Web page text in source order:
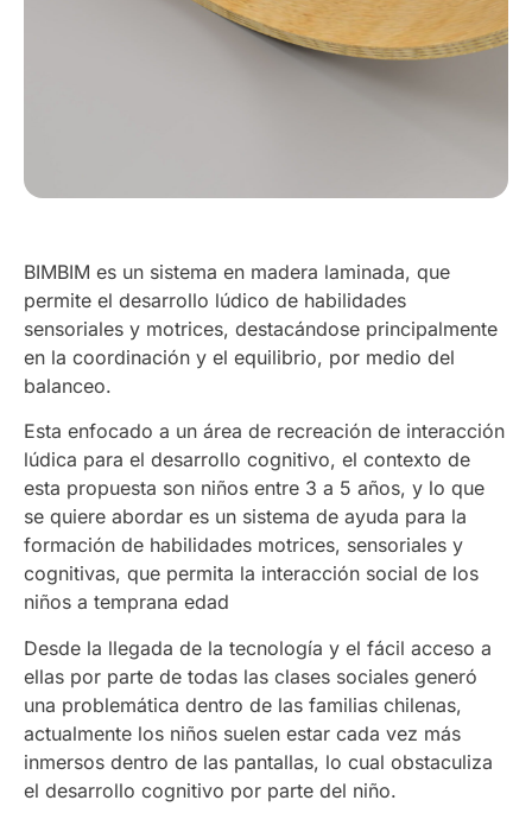
BIMBIM es un sistema en madera laminada, que
permite el desarrollo lúdico de habilidades
sensoriales y motrices, destacándose principalmente
en la coordinación y el equilibrio, por medio del
balanceo.
Esta enfocado a un área de recreación de interacción
lúdica para el desarrollo cognitivo, el contexto de
esta propuesta son niños entre 3 a 5 años, y lo que
se quiere abordar es un sistema de ayuda para la
formación de habilidades motrices, sensoriales y
cognitivas, que permita la interacción social de los
niños a temprana edad
Desde la llegada de la tecnología y el fácil acceso a
ellas por parte de todas las clases sociales generó
una problemática dentro de las familias chilenas,
actualmente los niños suelen estar cada vez más
inmersos dentro de las pantallas, lo cual obstaculiza
el desarrollo cognitivo por parte del niño.